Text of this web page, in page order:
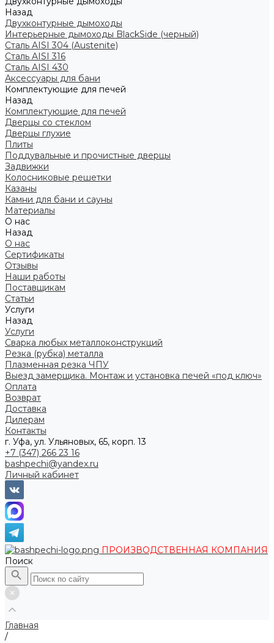
Назад
Двухконтурные дымоходы
Интерьерные дымоходы BlackSide (черный)
Сталь AISI 304 (Austenite)
Сталь AISI 316
Сталь AISI 430
Аксессуары для бани
Комплектующие для печей
Назад
Комплектующие для печей
Дверцы со стеклом
Дверцы глухие
Плиты
Поддувальные и прочистные дверцы
Задвижки
Колосниковые решетки
Казаны
Камни для бани и сауны
Материалы
О нас
Назад
О нас
Сертификаты
Отзывы
Наши работы
Поставщикам
Статьи
Услуги
Назад
Услуги
Сварка любых металлоконструкций
Резка (рубка) металла
Плазменная резка ЧПУ
Выезд замерщика. Монтаж и установка печей «под ключ»
Оплата
Возврат
Доставка
Дилерам
Контакты
г. Уфа, ул. Ульяновых, 65, корп. 13
+7 (347) 266 23 16
bashpechi@yandex.ru
Личный кабинет
ПРОИЗВОДСТВЕННАЯ КОМПАНИЯ
Поиск
Главная
/